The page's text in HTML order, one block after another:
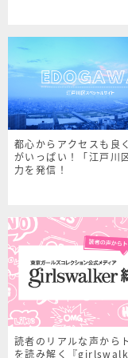
都心からアクセスも良
がいっぱい！「江戸川
力を発信！
読者のリアルな声から
を読み解く『